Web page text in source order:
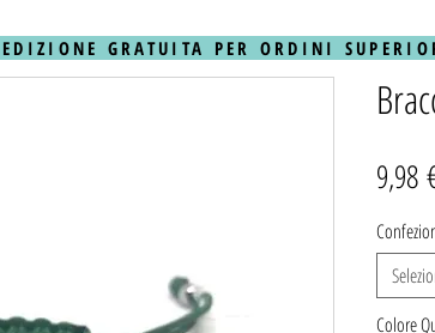
9,98
Colore
GRATUITA PER ORDINI